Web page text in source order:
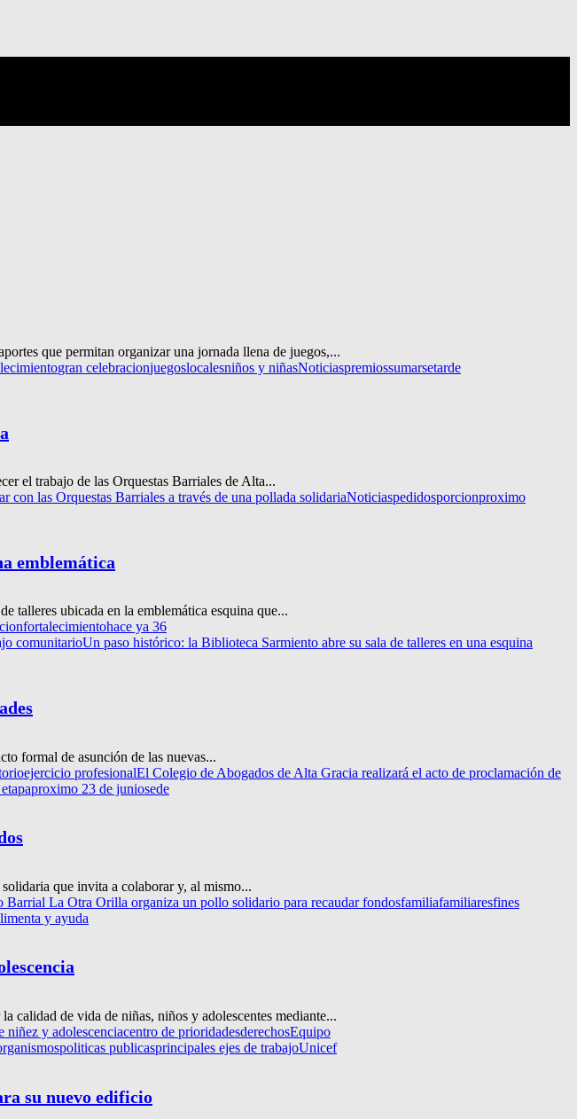
que permitan organizar una jornada llena de juegos,...
gran celebracionjuegoslocalesniños y niñasNoticiaspremiossumarsetarde
el trabajo de las Orquestas Barriales de Alta...
con las Orquestas Barriales a través de una pollada solidariaNoticiaspedidosporcionproximo
emblemática
talleres ubicada en la emblemática esquina que...
fortalecimientohace ya 36
comunitarioUn paso histórico: la Biblioteca Sarmiento abre su sala de talleres en una esquina
formal de asunción de las nuevas...
ejercicio profesionalEl Colegio de Abogados de Alta Gracia realizará el acto de proclamación de
proximo 23 de juniosede
que invita a colaborar y, al mismo...
Barrial La Otra Orilla organiza un pollo solidario para recaudar fondosfamiliafamiliaresfines
y ayuda
calidad de vida de niñas, niños y adolescentes mediante...
niñez y adolescenciacentro de prioridadesderechosEquipo
politicas publicasprincipales ejes de trabajoUnicef
su nuevo edificio